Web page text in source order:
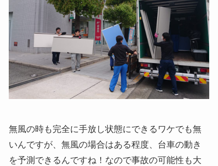
無風の時も完全に手放し状態にできるワケでも無
いんですが、無風の場合はある程度、台車の動き
を予測できるんですね！なので事故の可能性も大